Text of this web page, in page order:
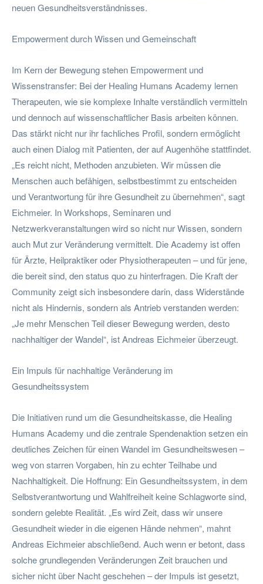
neuen Gesundheitsverständnisses.
Empowerment durch Wissen und Gemeinschaft
Im Kern der Bewegung stehen Empowerment und
Wissenstransfer: Bei der Healing Humans Academy lernen
Therapeuten, wie sie komplexe Inhalte verständlich vermitteln
und dennoch auf wissenschaftlicher Basis arbeiten können.
Das stärkt nicht nur ihr fachliches Profil, sondern ermöglicht
auch einen Dialog mit Patienten, der auf Augenhöhe stattfindet.
„Es reicht nicht, Methoden anzubieten. Wir müssen die
Menschen auch befähigen, selbstbestimmt zu entscheiden
und Verantwortung für ihre Gesundheit zu übernehmen“, sagt
Eichmeier. In Workshops, Seminaren und
Netzwerkveranstaltungen wird so nicht nur Wissen, sondern
auch Mut zur Veränderung vermittelt. Die Academy ist offen
für Ärzte, Heilpraktiker oder Physiotherapeuten – und für jene,
die bereit sind, den status quo zu hinterfragen. Die Kraft der
Community zeigt sich insbesondere darin, dass Widerstände
nicht als Hindernis, sondern als Antrieb verstanden werden:
„Je mehr Menschen Teil dieser Bewegung werden, desto
nachhaltiger der Wandel“, ist Andreas Eichmeier überzeugt.
Ein Impuls für nachhaltige Veränderung im
Gesundheitssystem
Die Initiativen rund um die Gesundheitskasse, die Healing
Humans Academy und die zentrale Spendenaktion setzen ein
deutliches Zeichen für einen Wandel im Gesundheitswesen –
weg von starren Vorgaben, hin zu echter Teilhabe und
Nachhaltigkeit. Die Hoffnung: Ein Gesundheitssystem, in dem
Selbstverantwortung und Wahlfreiheit keine Schlagworte sind,
sondern gelebte Realität. „Es wird Zeit, dass wir unsere
Gesundheit wieder in die eigenen Hände nehmen“, mahnt
Andreas Eichmeier abschließend. Auch wenn er betont, dass
solche grundlegenden Veränderungen Zeit brauchen und
sicher nicht über Nacht geschehen – der Impuls ist gesetzt,